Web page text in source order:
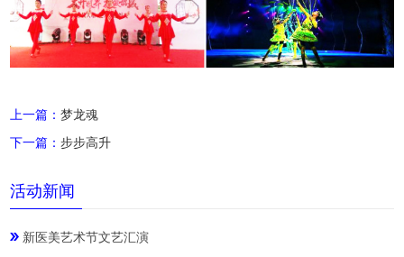
上一篇：梦龙魂
下一篇：步步高升
活动新闻
新医美艺术节文艺汇演